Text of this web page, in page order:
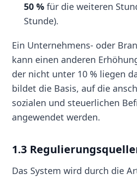
50 % für die weiteren
Stunde).
Ein Unternehmens- oder
kann einen anderen
der nicht unter 10 % liegen
bildet die Basis, auf die
sozialen und steuerlichen
angewendet werden.
1.3
Das System wird durch die